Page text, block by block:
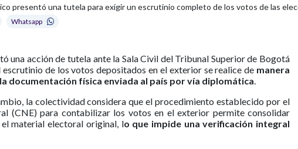
presentó una tutela para exigir un escrutinio completo de los votos de las
Whatsapp
una acción de tutela ante la Sala Civil del Tribunal Superior de Bogotá
de los votos depositados en el exterior se realice de manera
documentación física enviada al país por vía diplomática.
la colectividad considera que el procedimiento establecido por el
(CNE) para contabilizar los votos en el exterior permite consolidar
material electoral original, lo que impide una verificación integral